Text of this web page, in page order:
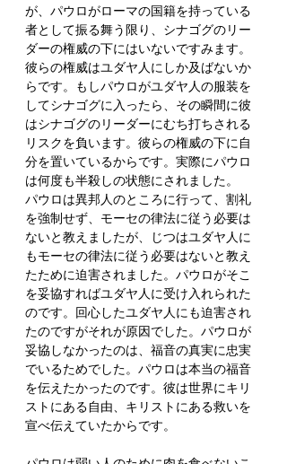
が、パウロがローマの国籍を持っている
者として振る舞う限り、シナゴグのリー
ダーの権威の下にはいないですみます。
彼らの権威はユダヤ人にしか及ばないか
らです。もしパウロがユダヤ人の服装を
してシナゴグに入ったら、その瞬間に彼
はシナゴグのリーダーにむち打ちされる
リスクを負います。彼らの権威の下に自
分を置いているからです。実際にパウロ
は何度も半殺しの状態にされました。
パウロは異邦人のところに行って、割礼
を強制せず、モーセの律法に従う必要は
ないと教えましたが、じつはユダヤ人に
もモーセの律法に従う必要はないと教え
たために迫害されました。パウロがそこ
を妥協すればユダヤ人に受け入れられた
のです。回心したユダヤ人にも迫害され
たのですがそれが原因でした。パウロが
妥協しなかったのは、福音の真実に忠実
でいるためでした。パウロは本当の福音
を伝えたかったのです。彼は世界にキリ
ストにある自由、キリストにある救いを
宣べ伝えていたからです。